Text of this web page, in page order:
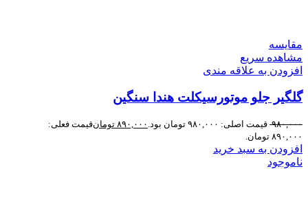
مقایسه
مشاهده سریع
افزودن به علاقه مندی
گلگیر جلو موتورسیکلت هندا سنگین
۹۸۰,۰۰۰ قیمت اصلی: ۹۸۰,۰۰۰ تومان بود. ۸۹۰,۰۰۰ تومانقیمت فعلی:
۸۹۰,۰۰۰ تومان.
افزودن به سبد خرید
ناموجود